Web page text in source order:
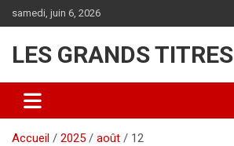
au
samedi, juin 6, 2026
LES GRANDS TITRES
Accueil 2025 août 12